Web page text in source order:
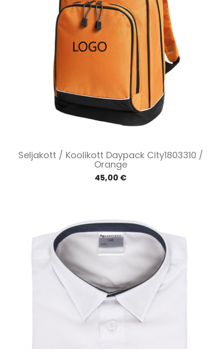
Seljakott / Koolikott Daypack City1803310 /
Orange
45,00 €